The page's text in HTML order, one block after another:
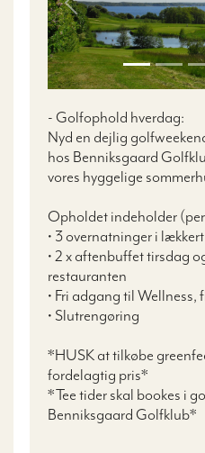
Previous
- Golfophold hverdag:
Nyd en dejlig
hos Benniksgaard
vores hyggelige
Opholdet indeholder
• 3 overnatninger i
• 2 x aftenbuffet tirsdag
restauranten
• Fri adgang til
• Slutrengøring
*HUSK at tilkøbe
fordelagtig pris*
*Tee tider skal bookes i
Benniksgaard Golfklub*